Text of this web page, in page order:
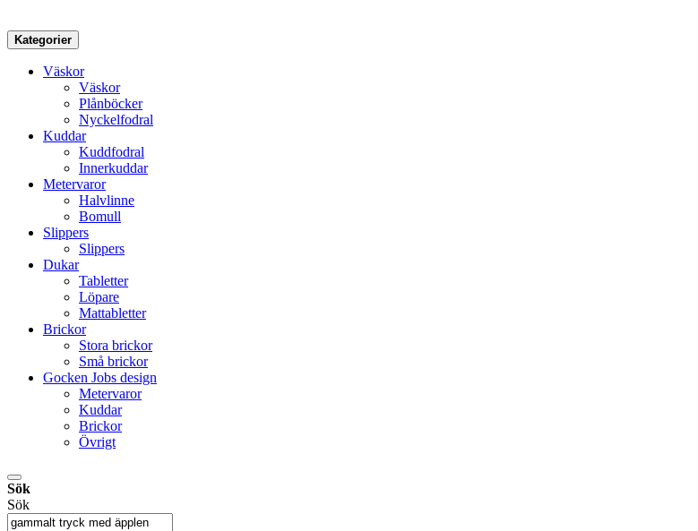
Kategorier
Väskor
Väskor
Plånböcker
Nyckelfodral
Kuddar
Kuddfodral
Innerkuddar
Metervaror
Halvlinne
Bomull
Slippers
Slippers
Dukar
Tabletter
Löpare
Mattabletter
Brickor
Stora brickor
Små brickor
Gocken Jobs design
Metervaror
Kuddar
Brickor
Övrigt
Sök
Sök